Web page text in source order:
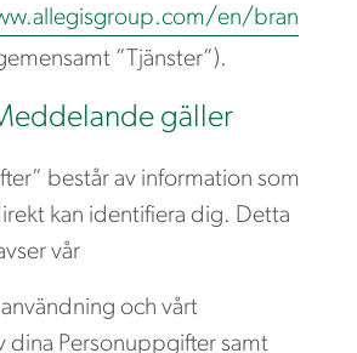
en/bran
”Tjänster”).
gäller
består av information som
kan identifiera dig. Detta
vår
och vårt
dina Personuppgifter samt